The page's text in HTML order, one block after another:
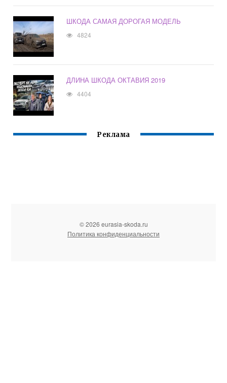
ШКОДА САМАЯ ДОРОГАЯ МОДЕЛЬ
4824
ДЛИНА ШКОДА ОКТАВИЯ 2019
4404
Реклама
© 2026 eurasia-skoda.ru
Политика конфиденциальности